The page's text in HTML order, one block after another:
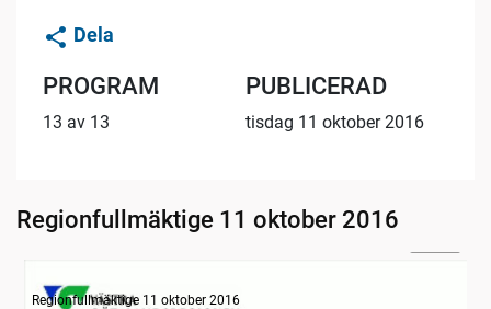
Dela
PROGRAM
13 av 13
PUBLICERAD
tisdag 11 oktober 2016
Regionfullmäktige 11 oktober 2016
Information om dagens ärenden
Regionfullmäktige 11 oktober 2016